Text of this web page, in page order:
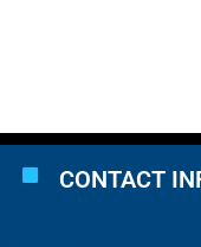
CONTACT